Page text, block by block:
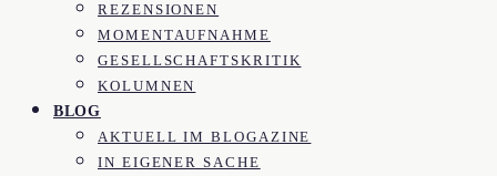
REZENSIONEN
MOMENTAUFNAHME
GESELLSCHAFTSKRITIK
KOLUMNEN
BLOG
AKTUELL IM BLOGAZINE
IN EIGENER SACHE